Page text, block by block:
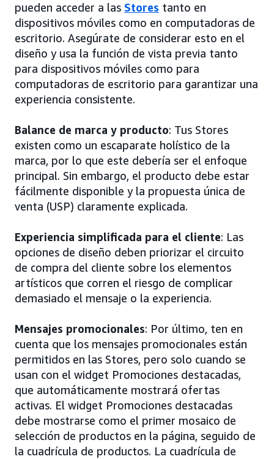
pueden acceder a las Stores tanto en
dispositivos móviles como en computadoras de
escritorio. Asegúrate de considerar esto en el
diseño y usa la función de vista previa tanto
para dispositivos móviles como para
computadoras de escritorio para garantizar una
experiencia consistente.
Balance de marca y producto: Tus Stores
existen como un escaparate holístico de la
marca, por lo que este debería ser el enfoque
principal. Sin embargo, el producto debe estar
fácilmente disponible y la propuesta única de
venta (USP) claramente explicada.
Experiencia simplificada para el cliente: Las
opciones de diseño deben priorizar el circuito
de compra del cliente sobre los elementos
artísticos que corren el riesgo de complicar
demasiado el mensaje o la experiencia.
Mensajes promocionales: Por último, ten en
cuenta que los mensajes promocionales están
permitidos en las Stores, pero solo cuando se
usan con el widget Promociones destacadas,
que automáticamente mostrará ofertas
activas. El widget Promociones destacadas
debe mostrarse como el primer mosaico de
selección de productos en la página, seguido de
la cuadrícula de productos. La cuadrícula de